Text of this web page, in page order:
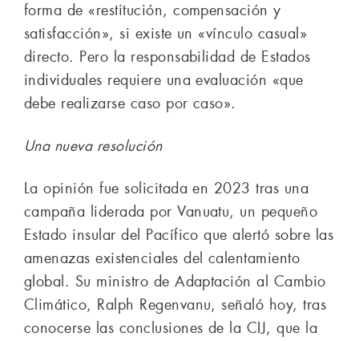
forma de «restitución, compensación y
satisfacción», si existe un «vínculo casual»
directo. Pero la responsabilidad de Estados
individuales requiere una evaluación «que
debe realizarse caso por caso».
Una nueva resolución
La opinión fue solicitada en 2023 tras una
campaña liderada por Vanuatu, un pequeño
Estado insular del Pacífico que alertó sobre las
amenazas existenciales del calentamiento
global. Su ministro de Adaptación al Cambio
Climático, Ralph Regenvanu, señaló hoy, tras
conocerse las conclusiones de la CIJ, que la